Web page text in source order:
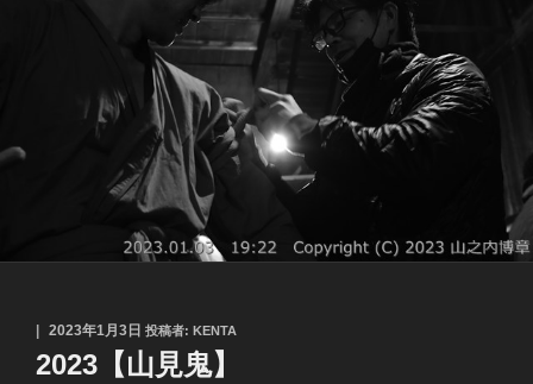
投
稿
日:
2023年1月3日 投稿者: KENTA
2023【山見鬼】